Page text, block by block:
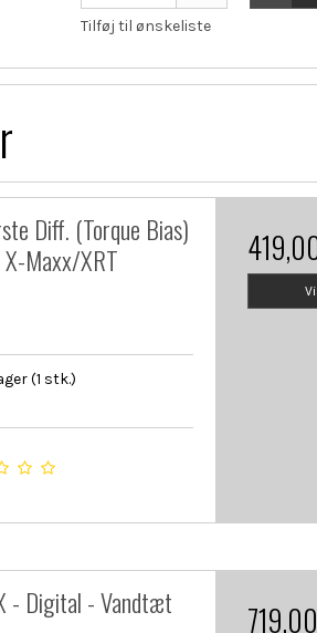
Tilføj til ønskeliste
Diff. (Torque Bias)
Maxx/XRT
(1 stk.)
- Digital - Vandtæt